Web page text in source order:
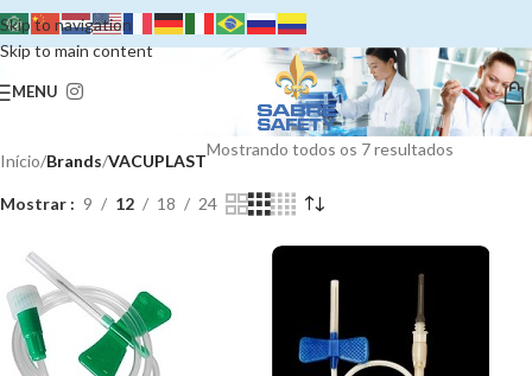
Skip to navigation
Skip to main content
MENU
Início/Brands/VACUPLAST
Mostrando todos os 7 resultados
Mostrar 9 12 18 24